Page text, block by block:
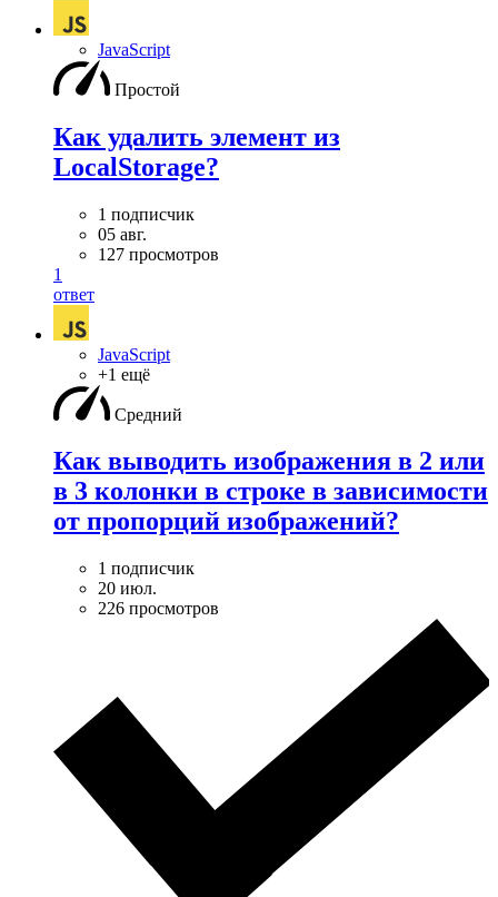
JavaScript
Простой
Как удалить элемент из
LocalStorage?
1 подписчик
05 авг.
127 просмотров
1
ответ
JavaScript
+1 ещё
Средний
Как выводить изображения в 2 или
в 3 колонки в строке в зависимости
от пропорций изображений?
1 подписчик
20 июл.
226 просмотров